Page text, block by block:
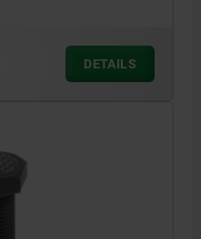
DETAILS